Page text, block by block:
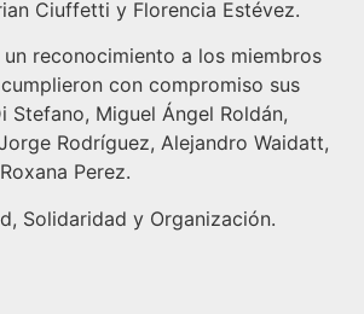
Ciuffetti y Florencia Estévez.
reconocimiento a los miembros
con compromiso sus
Stefano, Miguel Ángel Roldán,
Rodríguez, Alejandro Waidatt,
Perez.
Solidaridad y Organización.